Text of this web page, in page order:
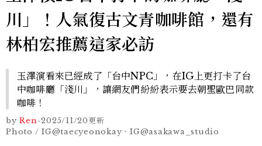
川」！人氣復古文青咖啡館，還有
林柏宏推薦這家必訪
玉澤演看來已經成了「台中NPC」，在IG上更打卡了台
中咖啡廳「淺川」，讓網友們紛紛表示要去朝聖歐巴同款
咖啡！
by Ren-2025/11/20更新
Photo / IG@taecyeonokay、IG@asakawa_studio